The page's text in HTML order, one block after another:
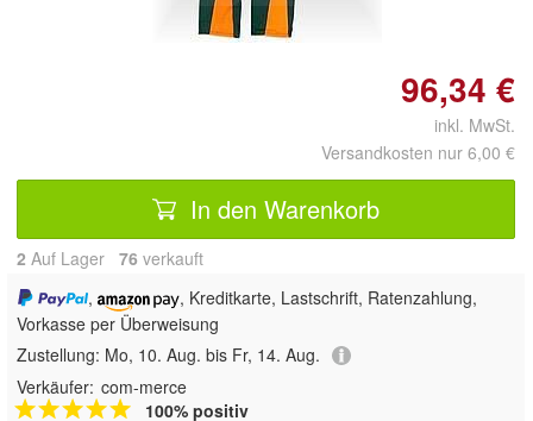
96,34 €
inkl. MwSt.
Versandkosten nur 6,00 €
In den Warenkorb
2 Auf Lager 76 verkauft
,
, Kreditkarte, Lastschrift, Ratenzahlung,
Vorkasse per Überweisung
Zustellung: Mo, 10. Aug. bis Fr, 14. Aug.
Verkäufer: com-merce
100% positiv